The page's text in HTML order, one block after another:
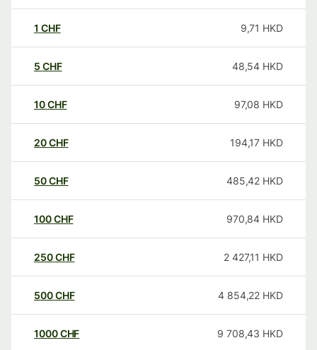
1 CHF 9,71 HKD
5 CHF 48,54 HKD
10CHF 97,08 HKD
20CHF 194,17 HKD
50CHF 485,42 HKD
100CHF 970,84 HKD
250CHF 2 427,11 HKD
500CHF 4 854,22 HKD
1000CHF 9 708,43 HKD